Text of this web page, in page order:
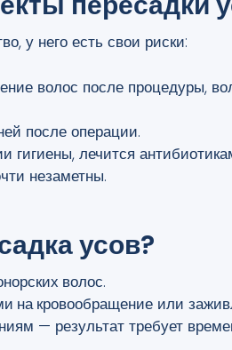
, у него есть свои риски:
волос после процедуры,
после операции.
лечится
незаметны.
усов?
волос.
на кровообращениеили
— результат требует